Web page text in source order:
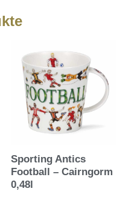
Sporting Antics
Football – Cairngorm
0,48l